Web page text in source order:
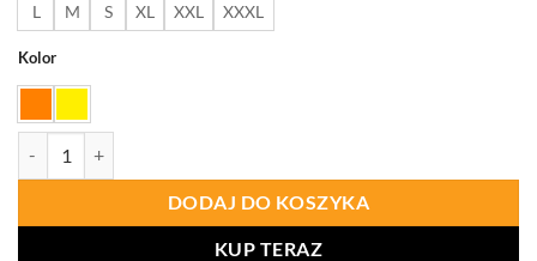
L M S XL XXL XXXL
Kolor
DODAJ DO KOSZYKA
KUP TERAZ